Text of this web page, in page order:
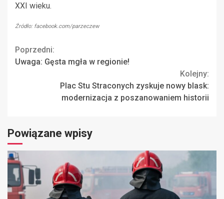
XXI wieku.
Źródło: facebook.com/parzeczew
Continue
Poprzedni:
Uwaga: Gęsta mgła w regionie!
Kolejny:
Plac Stu Straconych zyskuje nowy blask:
modernizacja z poszanowaniem historii
Powiązane wpisy